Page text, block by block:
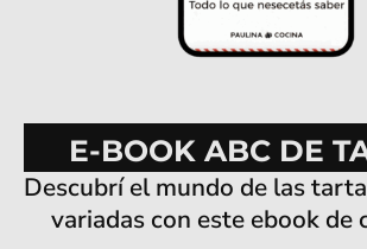
E-BOOK ABC DE
Descubrí el mundo de las
variadas con este ebook de